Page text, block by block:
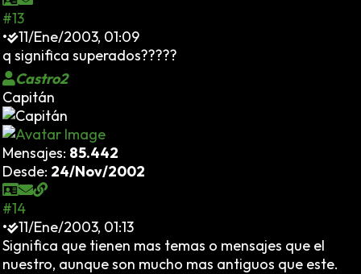
#13
•
11/Ene/2003, 01:09
q significa superados?????
Castro2
Capitán
Mensajes: 85.442
Desde: 24/Nov/2002
#14
•
11/Ene/2003, 01:13
Significa que tienen mas temas o mensajes que el
nuestro, aunque son mucho mas antiguos que este.